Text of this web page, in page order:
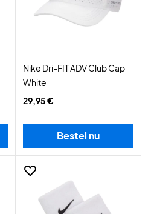
Nike Dri-FIT ADV Club Cap
White
29,95 €
Bestel nu